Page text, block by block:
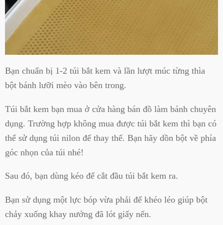
Bạn chuẩn bị 1-2 túi bắt kem và lần lượt múc từng thìa
bột bánh lưỡi mèo vào bên trong.
Túi bắt kem bạn mua ở cửa hàng bán đồ làm bánh chuyên
dụng. Trường hợp không mua được túi bắt kem thì bạn có
thể sử dụng túi nilon để thay thế. Bạn hãy dồn bột về phía
góc nhọn của túi nhé!
Sau đó, bạn dùng kéo để cắt đầu túi bắt kem ra.
Bạn sử dụng một lực bóp vừa phải để khéo léo giúp bột
chảy xuống khay nướng đã lót giấy nến.